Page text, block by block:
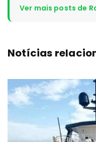
Ver mais posts de
Notícias